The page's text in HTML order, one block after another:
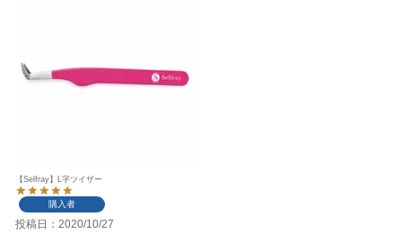
【Selfray】L字ツイザー
購入者
投稿日 2020/10/27